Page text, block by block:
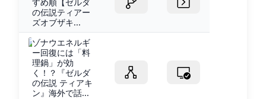
の伝説ティアー
ズオブザキ...
ゾナウエネルギ
ー回復には「料
理鍋」が効
く！？『ゼルダ
の伝説 ティアキ
ン』海外で話...